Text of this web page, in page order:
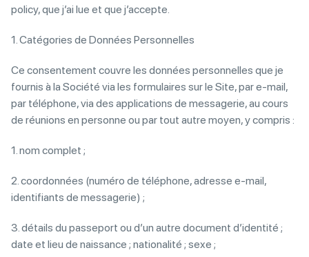
policy, que j’ai lue et que j’accepte.
1. Catégories de Données Personnelles
Ce consentement couvre les données personnelles que je
fournis à la Société via les formulaires sur le Site, par e-mail,
par téléphone, via des applications de messagerie, au cours
de réunions en personne ou par tout autre moyen, y compris :
1. nom complet ;
2. coordonnées (numéro de téléphone, adresse e-mail,
identifiants de messagerie) ;
3. détails du passeport ou d’un autre document d’identité ;
date et lieu de naissance ; nationalité ; sexe ;